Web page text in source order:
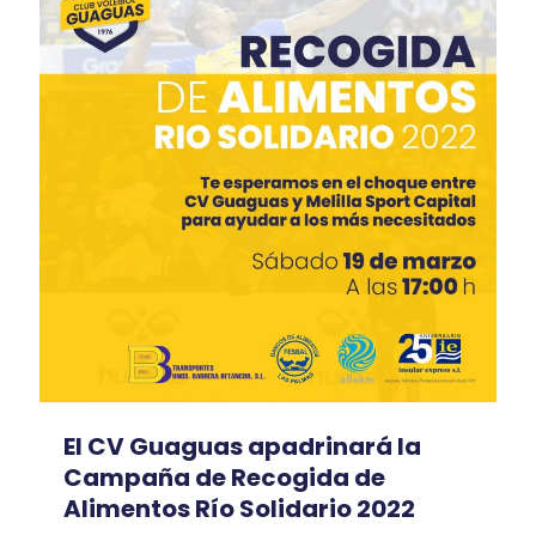
El CV Guaguas apadrinará la
Campaña de Recogida de
Alimentos Río Solidario 2022